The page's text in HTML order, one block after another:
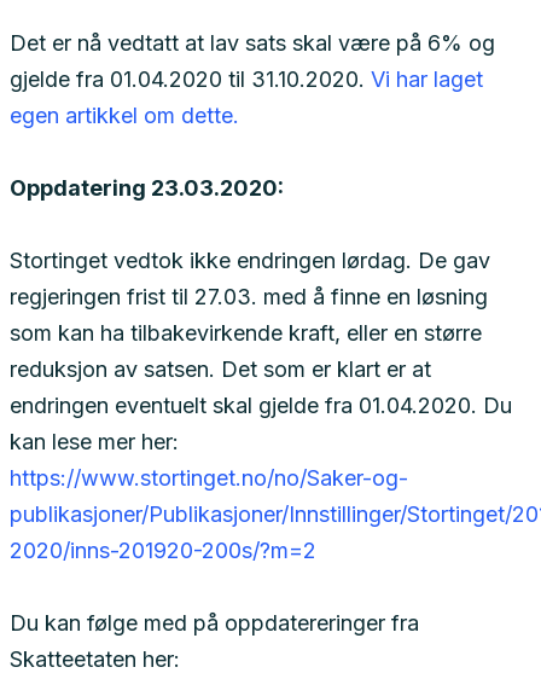
Det er nå vedtatt at lav sats skal være på 6% og
gjelde fra 01.04.2020 til 31.10.2020. Vi har laget
egen artikkel om dette.
Oppdatering 23.03.2020:
Stortinget vedtok ikke endringen lørdag. De gav
regjeringen frist til 27.03. med å finne en løsning
som kan ha tilbakevirkende kraft, eller en større
reduksjon av satsen. Det som er klart er at
endringen eventuelt skal gjelde fra 01.04.2020. Du
kan lese mer her:
https://www.stortinget.no/no/Saker-og-
publikasjoner/Publikasjoner/Innstillinger/Stortinget/
2020/inns-201920-200s/?m=2
Du kan følge med på oppdatereringer fra
Skatteetaten her: